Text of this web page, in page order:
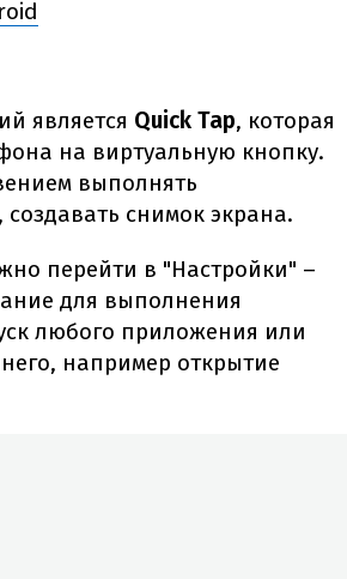
является Quick Tap, которая
на виртуальную кнопку.
выполнять
снимок экрана.
перейти в "Настройки" –
для выполнения
любого приложения или
например открытие